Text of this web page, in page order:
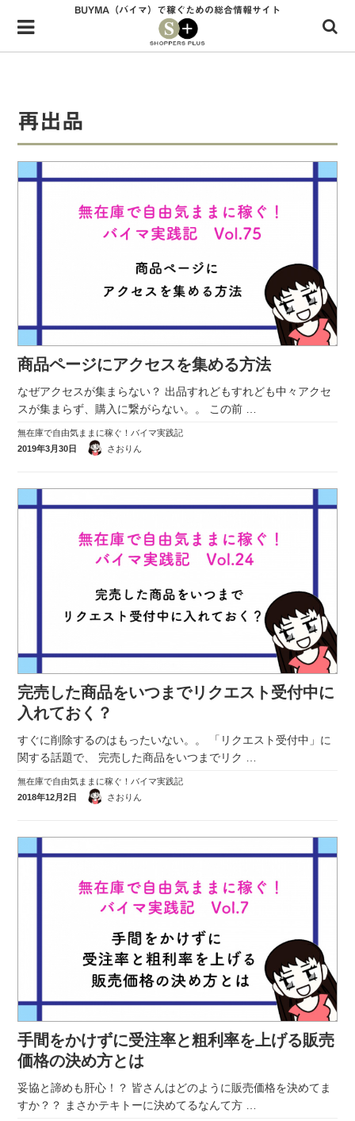
Menu
HOME
34歳独身OLバイマ実践記
BUYMAで人気のブランド
バイマの疑問に現役パーソナルショッパーが答えてみた
バイマ活動の疑問に売れっ子現役バイヤーが答えてみた
実録！海外ショップで買ってみた！
海外SHOP LIST
パーソナルショッパー指南書
BUYMA（バイマ）で稼ぐための総合情報サイト
再出品
商品ページにアクセスを集める方法
なぜアクセスが集まらない？ 出品すれどもすれども中々アクセ
スが集まらず、購入に繋がらない。。 この前 …
無在庫で自由気ままに稼ぐ！バイマ実践記
2019年3月30日
さおりん
完売した商品をいつまでリクエスト受付中に
入れておく？
すぐに削除するのはもったいない。。 「リクエスト受付中」に
関する話題で、 完売した商品をいつまでリク
無在庫で自由気ままに稼ぐ！バイマ実践記
2018年12月2日
さおりん
手間をかけずに受注率と粗利率を上げる販売
価格の決め方とは
妥協と諦めも肝心！？ 皆さんはどのように販売価格を決めてま
すか？？ まさかテキトーに決めてるなんて方 …